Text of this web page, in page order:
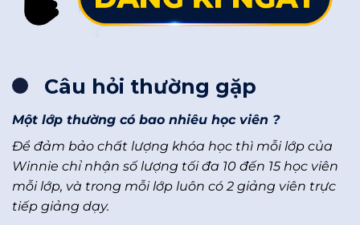
Câu hỏi thường gặp
Một lớp thường có bao nhiêu học viên ?
Để đảm bảo chất lượng khóa học thì mỗi lớp của
Winnie chỉ nhận số lượng tối đa 10 đến 15 học viên
mỗi lớp, và trong mỗi lớp luôn có 2 giảng viên trực
tiếp giảng dạy.